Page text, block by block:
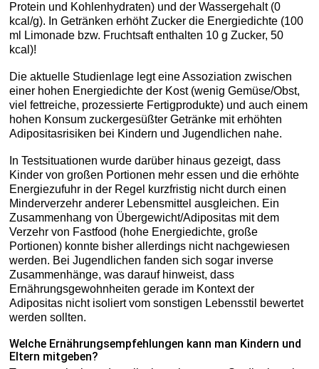
Protein und Kohlenhydraten) und der Wassergehalt (0
kcal/g). In Getränken erhöht Zucker die Energiedichte (100
ml Limonade bzw. Fruchtsaft enthalten 10 g Zucker, 50
kcal)!
Die aktuelle Studienlage legt eine Assoziation zwischen
einer hohen Energiedichte der Kost (wenig Gemüse/Obst,
viel fettreiche, prozessierte Fertigprodukte) und auch einem
hohen Konsum zuckergesüßter Getränke mit erhöhten
Adipositasrisiken bei Kindern und Jugendlichen nahe.
In Testsituationen wurde darüber hinaus gezeigt, dass
Kinder von großen Portionen mehr essen und die erhöhte
Energiezufuhr in der Regel kurzfristig nicht durch einen
Minderverzehr anderer Lebensmittel ausgleichen. Ein
Zusammenhang von Übergewicht/Adipositas mit dem
Verzehr von Fastfood (hohe Energiedichte, große
Portionen) konnte bisher allerdings nicht nachgewiesen
werden. Bei Jugendlichen fanden sich sogar inverse
Zusammenhänge, was darauf hinweist, dass
Ernährungsgewohnheiten gerade im Kontext der
Adipositas nicht isoliert vom sonstigen Lebensstil bewertet
werden sollten.
Welche Ernährungsempfehlungen kann man Kindern und
Eltern mitgeben?